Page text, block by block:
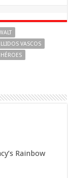
VASCOS
Rainbow